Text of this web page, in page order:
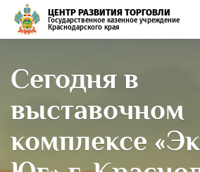
ЦЕНТР РАЗВИТИЯ ТОРГОВЛИ
Государственное казенное учреждение
Краснодарского края
Сегодня в
выставочном
комплексе